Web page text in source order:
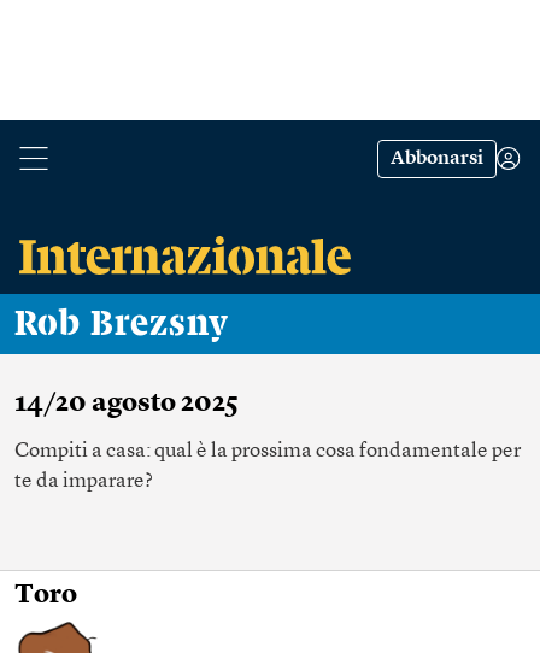
Abbonarsi
Rob Brezsny
14/20 agosto 2025
Compiti a casa: qual è la prossima cosa fondamentale per
te da imparare?
Toro